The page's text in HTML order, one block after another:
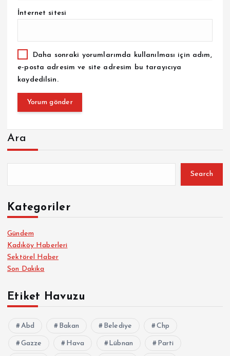
İnternet sitesi
Daha sonraki yorumlarımda kullanılması için adım,
e-posta adresim ve site adresim bu tarayıcıya
kaydedilsin.
Ara
Search
Kategoriler
Gündem
Kadıköy Haberleri
Sektörel Haber
Son Dakika
Etiket Havuzu
Abd Bakan Belediye Chp
Gazze Hava Lübnan Parti